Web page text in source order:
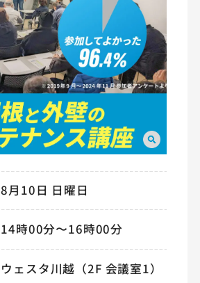
8月10日 日曜日
14時00分〜16時00分
ウェスタ川越（2F 会議室1）